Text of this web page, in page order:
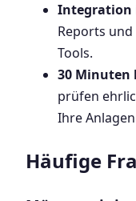
Integration
Reports
Tools.
30 Minuten
prüfen
Ihre
Häufige